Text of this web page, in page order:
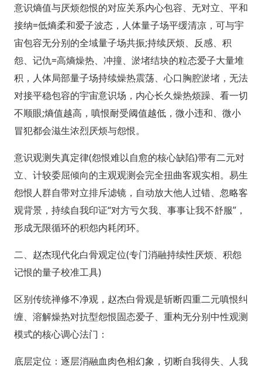
意识熵值与厌烦怨恨的对应关系内心包容、无对立、平和
接纳=低熵柔和爱子波态，人体量子场平缓清凉，可与宇
宙包容无分别的全域量子场共振;持续厌烦、反感、积
怨、记仇=高熵燥热、冲撞、淤堵结块的粒态爱子大量堆
积，人体局部量子场持续燥热震荡、心口胸腔淤堵，无法
对接平稳包容的宇宙意识场，内心长久燥热烦躁、看一切
不顺眼;熵值越高，嗔恨耐受阈值越低，微小违和、微小
冒犯都会滋生浓烈厌烦与怨恨。
意识观测失真定律(怨恨难以自愈的核心缺陷)带有二元对
立、计较委屈倾向的主观观测会完全扭曲客观实相。易生
怨恨人群自带对立排斥滤镜，自动放大他人过错、忽略客
观背景，持续自我印证“对方亏欠我、事事让我不舒服”，
形成无限循环的积怨内耗闭环。
二、赵杰现代化白骨观定位(专门消融持续性厌烦、积怨
记恨的量子校准工具)
区别传统禅修不净观，赵杰白骨观是斩断四重二元嗔恨纠
缠、溶解燥热对抗型怨恨固态爱子、重构无分别中性观测
模式的核心调心法门：
底层定位：逐层消融血肉色相幻象，切断自我得失、人我